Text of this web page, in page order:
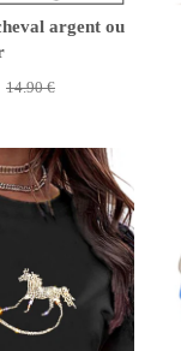
argent ou
14.90 €